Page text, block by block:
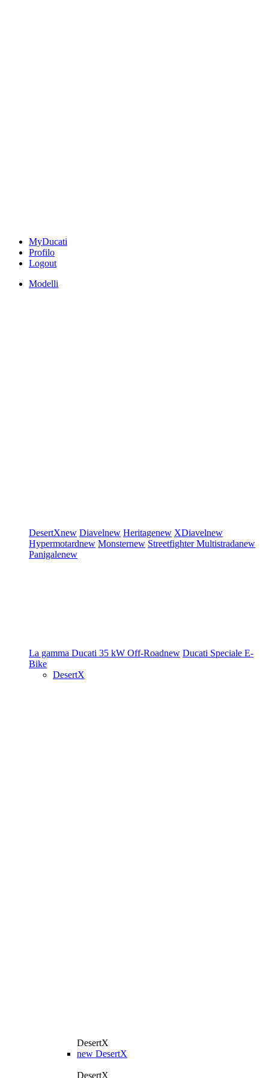
MyDucati
Profilo
Logout
Modelli
DesertXnew Diavelnew Heritagenew XDiavelnew
Hypermotardnew Monsternew StreetfighterMultistradanew
Panigalenew
La gamma Ducati 35 kW Off-Roadnew Ducati Speciale E-
Bike
DesertX
DesertX
new DesertX
DesertX